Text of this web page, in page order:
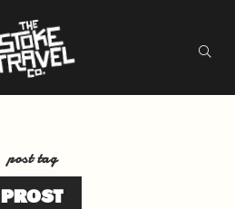
post tag
PROST